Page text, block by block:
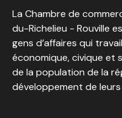
La Chambre de
du-Richelieu - Rouville
gens d’affaires qui
économique, civique et
de la population de la
développement de